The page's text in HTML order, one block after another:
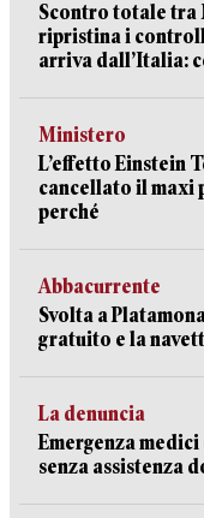
Scontro totale tra
ripristina i
arriva dall’Italia:
Ministero
L’effetto Einstein
cancellato il maxi
perché
Abbacurrente
Svolta a
gratuito e la
La denuncia
Emergenza
senza assistenza